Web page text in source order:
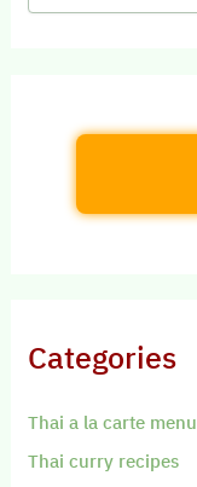
Categories
Thai a la carte menu
Thai curry recipes